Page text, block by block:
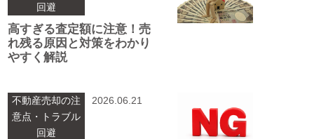
回避
高すぎる査定額に注意！売
れ残る原因と対策をわかり
やすく解説
不動産売却の注
意点・トラブル
回避
2026.06.21